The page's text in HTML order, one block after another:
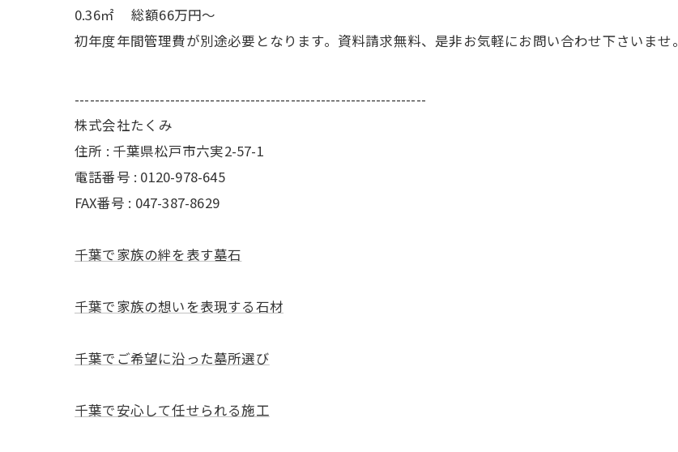
0.36㎡ 総額66万円～
初年度年間管理費が別途必要となります。資料請求無料、是非お気軽にお問い合わせ下さいませ。
----------------------------------------------------------------------
株式会社たくみ
住所 : 千葉県松戸市六実2-57-1
電話番号 : 0120-978-645
FAX番号 : 047-387-8629
千葉で家族の絆を表す墓石
千葉で家族の想いを表現する石材
千葉でご希望に沿った墓所選び
千葉で安心して任せられる施工